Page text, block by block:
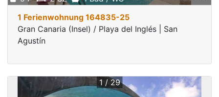
1 Ferienwohnung 164835-25
Gran Canaria (Insel) / Playa del Inglés | San
Agustín
1 / 29